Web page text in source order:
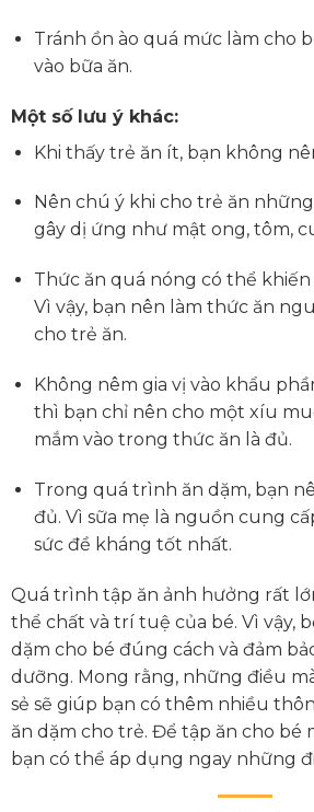
Tránh ồn ào quá mức làm cho
vào bữa ăn.
Một số lưu ý khác:
Khi thấy trẻ ăn ít, bạn không
Nên chú ý khi cho trẻ ăn
gây dị ứng như mật ong, tôm,
Thức ăn quá nóng có thể
Vì vậy, bạn nên làm thức ăn
cho trẻ ăn.
Không nêm gia vị vào khẩu
thì bạn chỉ nên cho một xíu
mắm vào trong thức ăn là đủ.
Trong quá trình ăn dặm, bạn
đủ. Vì sữa mẹ là nguồn cung
sức đề kháng tốt nhất.
Quá trình tập ăn ảnh hưởng rất
thể chất và trí tuệ của bé. Vì vậy,
dặm cho bé đúng cách và đảm
dưỡng. Mong rằng, những điều
sẻ sẽ giúp bạn có thêm nhiều
ăn dặm cho trẻ. Để tập ăn cho bé
bạn có thể áp dụng ngay những